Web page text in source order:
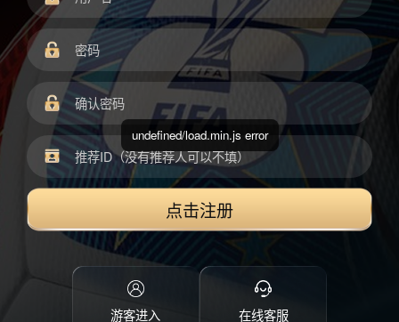
点击注册
游客进入 在线客服
undefined/load.min.js error